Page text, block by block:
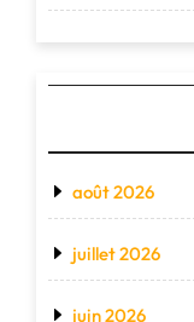
août 2026
juillet 2026
juin 2026